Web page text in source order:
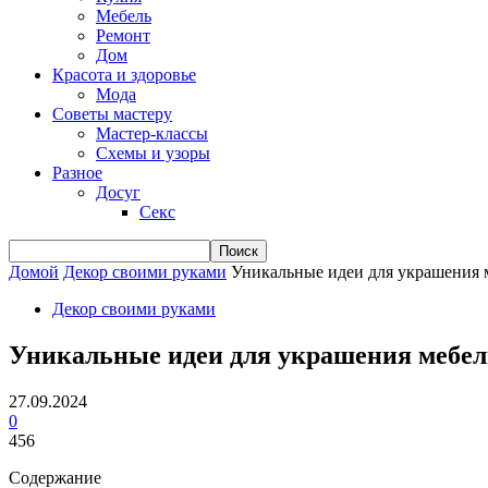
Мебель
Ремонт
Дом
Красота и здоровье
Мода
Советы мастеру
Мастер-классы
Схемы и узоры
Разное
Досуг
Секс
Домой Декор своими руками Уникальные идеи для украшения
Декор своими руками
Уникальные идеи для украшения
27.09.2024
0
456
Содержание